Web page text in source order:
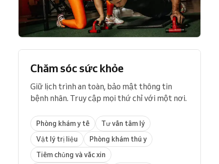
Chăm sóc sức khỏe
Giữ lịch trình an toàn, bảo mật thông tin
bệnh nhân. Truy cập mọi thứ chỉ với một nơi.
Phòng khám y tế
Tư vấn tâm lý
Vật lý trị liệu
Phòng khám thú y
Tiêm chủng và vắc xin